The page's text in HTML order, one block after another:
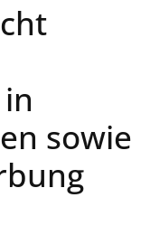
sowie